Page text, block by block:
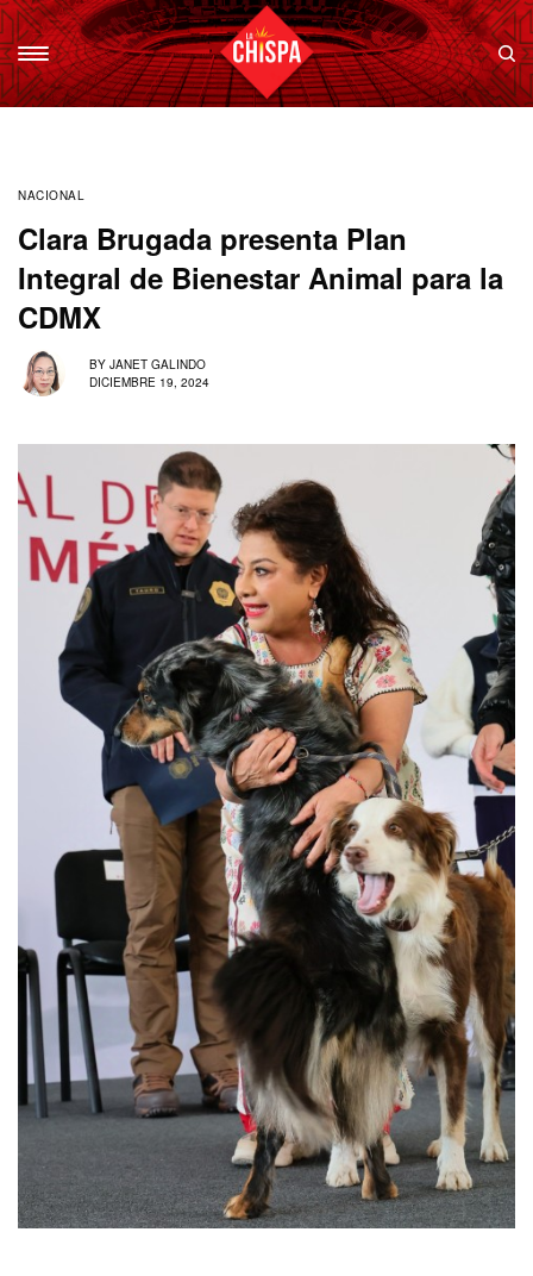
NACIONAL
Clara Brugada presenta Plan
Integral de Bienestar Animal para la
CDMX
BY JANET GALINDO
DICIEMBRE 19, 2024